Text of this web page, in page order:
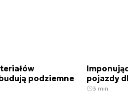
podziemne
pojazdy
3 min.